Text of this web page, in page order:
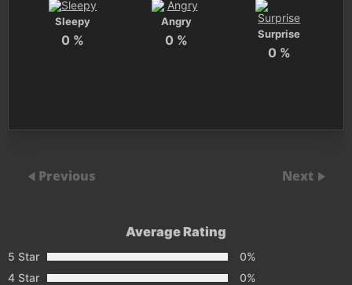
Sleepy
0 %
Angry
0 % Surprise
0 %
Previous Next
Average Rating
5 Star
0%
4 Star
0%